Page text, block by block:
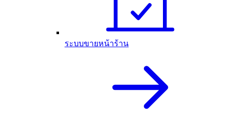
ระบบขายหน้าร้าน